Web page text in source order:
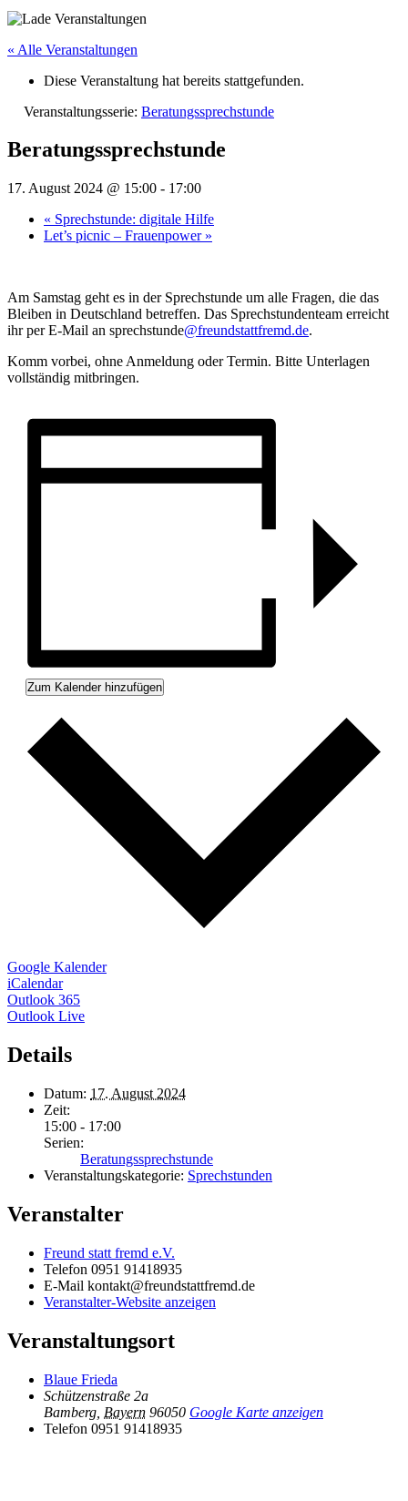
« Alle Veranstaltungen
Diese Veranstaltung hat bereits stattgefunden.
Veranstaltungsserie: Beratungssprechstunde
Beratungssprechstunde
17. August 2024 @ 15:00 - 17:00
« Sprechstunde: digitale Hilfe
Let’s picnic – Frauenpower »
Am Samstag geht es in der Sprechstunde um alle Fragen, die das
Bleiben in Deutschland betreffen. Das Sprechstundenteam erreicht
ihr per E-Mail an sprechstunde@freundstattfremd.de.
Komm vorbei, ohne Anmeldung oder Termin. Bitte Unterlagen
vollständig mitbringen.
Zum Kalender hinzufügen
Google Kalender
iCalendar
Outlook 365
Outlook Live
Details
Datum: 17. August 2024
Zeit:
15:00 - 17:00
Serien:
Beratungssprechstunde
Veranstaltungskategorie: Sprechstunden
Veranstalter
Freund statt fremd e.V.
Telefon 0951 91418935
E-Mail kontakt@freundstattfremd.de
Veranstalter-Website anzeigen
Veranstaltungsort
Blaue Frieda
Schützenstraße 2a
Bamberg Bayern 96050 Google Karte anzeigen
Telefon 0951 91418935